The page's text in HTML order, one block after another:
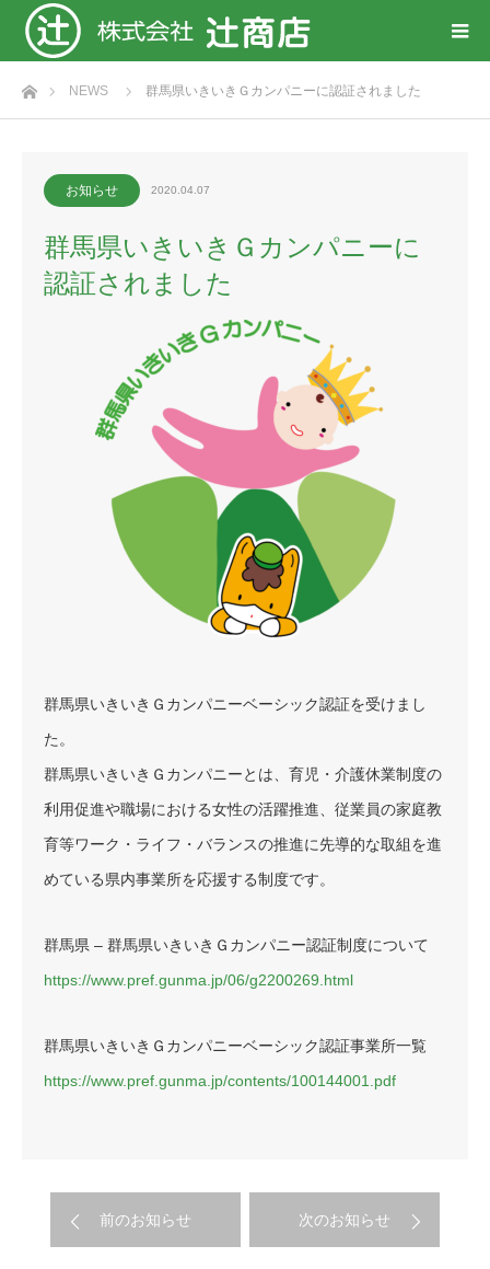
ホームNEWS 群馬県いきいきＧカンパニーに認証されました
お知らせ 2020.04.07
群馬県いきいきＧカンパニーに
認証されました
群馬県いきいきＧカンパニーベーシック認証を受けまし
た。
群馬県いきいきＧカンパニーとは、育児・介護休業制度の
利用促進や職場における女性の活躍推進、従業員の家庭教
育等ワーク・ライフ・バランスの推進に先導的な取組を進
めている県内事業所を応援する制度です。
群馬県 – 群馬県いきいきＧカンパニー認証制度について
https://www.pref.gunma.jp/06/g2200269.html
群馬県いきいきＧカンパニーベーシック認証事業所一覧
https://www.pref.gunma.jp/contents/100144001.pdf
前のお知らせ 次のお知らせ